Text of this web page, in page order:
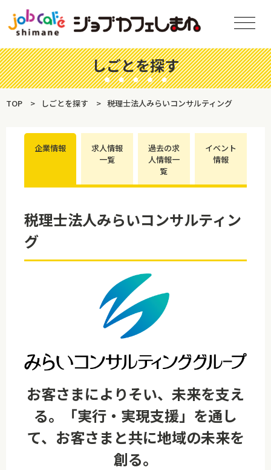
しごとを探す
TOP しごとを探す 税理士法人みらいコンサルティング
企業情報
求人情報
一覧
過去の求
人情報一
覧
イベント
情報
税理士法人みらいコンサルティン
グ
お客さまによりそい、未来を支え
る。「実行・実現支援」を通し
て、お客さまと共に地域の未来を
創る。